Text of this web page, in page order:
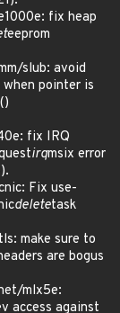
fix heap
eeprom
slub: avoid
pointer is
fix IRQ
irqmsix error
Fix use-
deletetask
make sure to
are bogus
mlx5e:
access against